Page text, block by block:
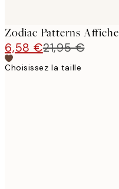
Zodiac Patterns Affiche
6,58 €21,95 €
Choisissez la taille